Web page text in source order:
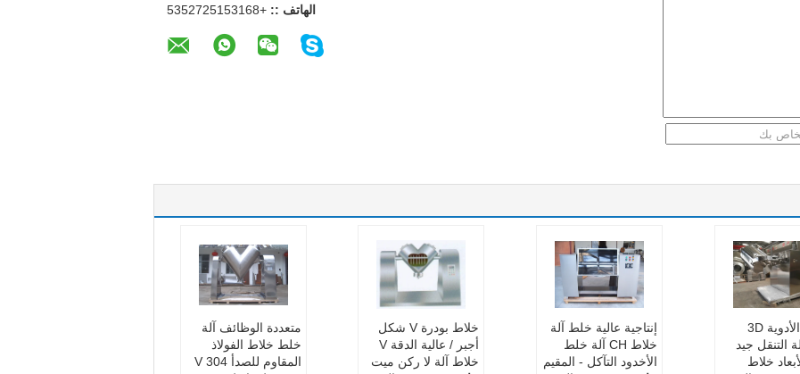
الهاتف :: +8613515272535
متعددة الوظائف آلة
خلط خلاط الفولاذ
المقاوم للصدأ 304 V
خلاط بودرة V شكل
أجبر / عالية الدقة V
خلاط آلة لا ركن ميت
إنتاجية عالية خلط آلة
خلاط CH آلة خلط
الأخدود التآكل - المقيم
صناعة الأدوية 3D
التنقل جيد
خلاط